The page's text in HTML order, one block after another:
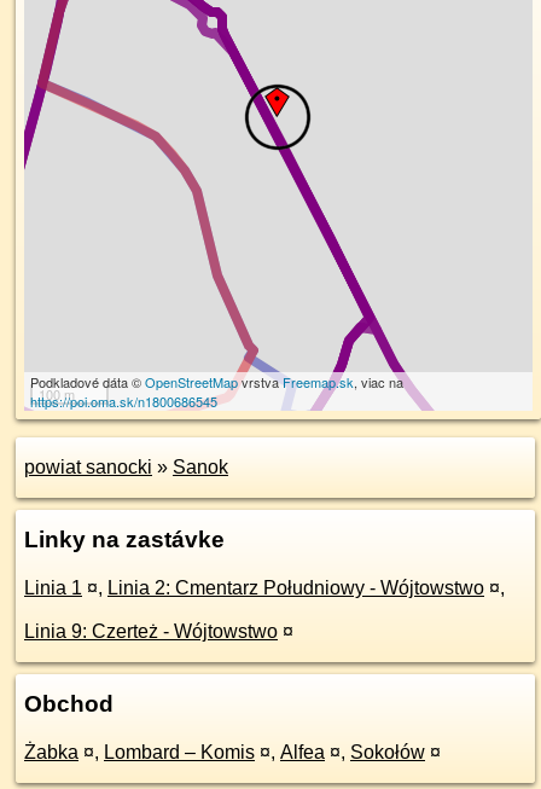
100 m
Podkladové dáta ©OpenStreetMapvrstvaFreemap.sk, viac na
https://poi.oma.sk/n1800686545
powiat sanocki » Sanok
Linky na zastávke
Linia 1 ¤, Linia 2: Cmentarz Południowy - Wójtowstwo ¤,
Linia 9: Czerteż - Wójtowstwo ¤
Obchod
Żabka ¤, Lombard – Komis ¤, Alfea ¤, Sokołów ¤